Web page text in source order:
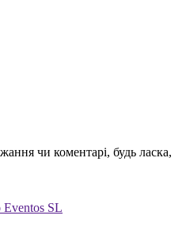
чи коментарі, будь ласка,